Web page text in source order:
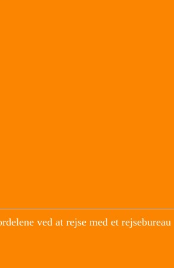
ved at rejse med et rejsebureau